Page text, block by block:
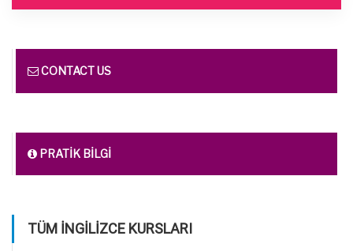
CONTACT US
PRATIK BILGI
TÜM İNGILIZCE KURSLARI